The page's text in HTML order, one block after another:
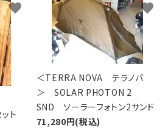
ト
favorite
＜TERRA NOVA テラノバ
＞ SOLAR PHOTON 2
SND ソーラーフォトン2サンド
71,280円(税込)
favorite